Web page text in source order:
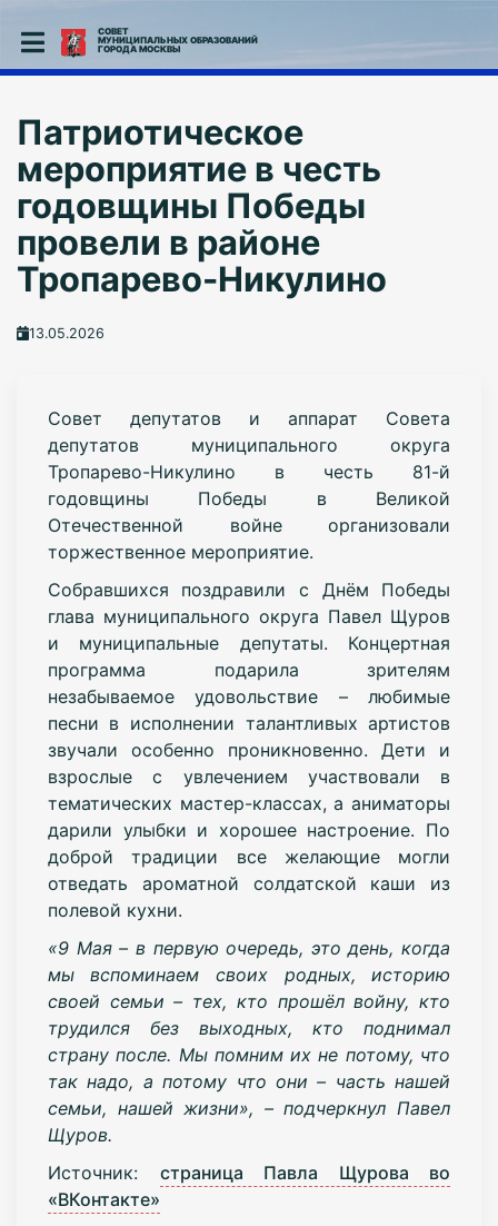
СОВЕТ
МУНИЦИПАЛЬНЫХ ОБРАЗОВАНИЙ
ГОРОДА МОСКВЫ
Патриотическое
мероприятие в честь
годовщины Победы
провели в районе
Тропарево-Никулино
13.05.2026
Совет депутатов и аппарат Совета
депутатов муниципального округа
Тропарево-Никулино в честь 81-й
годовщины Победы в Великой
Отечественной войне организовали
торжественное мероприятие.
Собравшихся поздравили с Днём Победы
глава муниципального округа Павел Щуров
и муниципальные депутаты. Концертная
программа подарила зрителям
незабываемое удовольствие – любимые
песни в исполнении талантливых артистов
звучали особенно проникновенно. Дети и
взрослые с увлечением участвовали в
тематических мастер-классах, а аниматоры
дарили улыбки и хорошее настроение. По
доброй традиции все желающие могли
отведать ароматной солдатской каши из
полевой кухни.
«9 Мая – в первую очередь, это день, когда
мы вспоминаем своих родных, историю
своей семьи – тех, кто прошёл войну, кто
трудился без выходных, кто поднимал
страну после. Мы помним их не потому, что
так надо, а потому что они – часть нашей
семьи, нашей жизни», – подчеркнул Павел
Щуров.
Источник: страница Павла Щурова во
«ВКонтакте»